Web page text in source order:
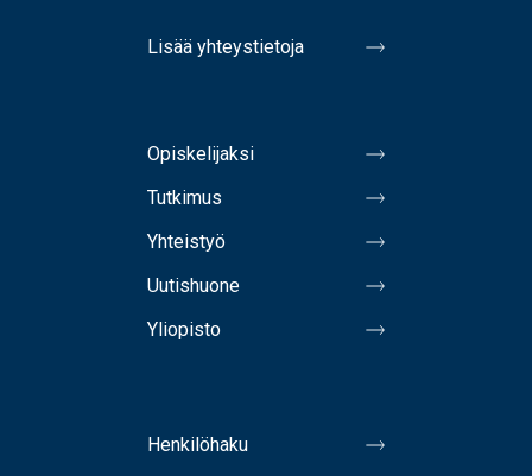
Lisää yhteystietoja
Opiskelijaksi
Tutkimus
Yhteistyö
Uutishuone
Yliopisto
Henkilöhaku